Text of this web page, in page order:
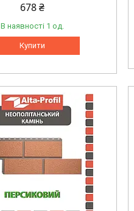
678 ₴
В наявності 1 од.
Купити